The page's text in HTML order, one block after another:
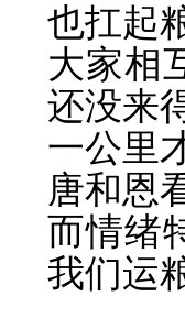
也扛起
大家相
还没来
一公里
唐和恩
而情绪
我们运